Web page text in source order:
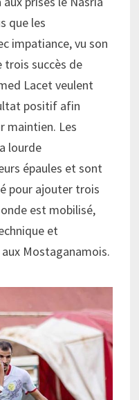
que les
impatiance, vu son
trois succès de
Lacet veulent
positif afin
maintien. Les
lourde
épaules et sont
pour ajouter trois
est mobilisé,
et
Mostaganamois.